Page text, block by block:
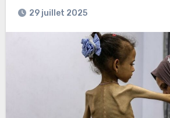
29 juillet 2025